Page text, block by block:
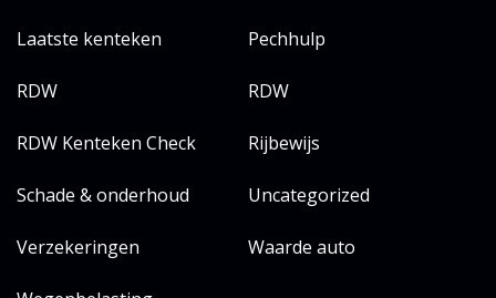
Laatste kenteken Pechhulp
RDW RDW
RDW Kenteken Check Rijbewijs
Schade & onderhoud Uncategorized
Verzekeringen Waarde auto